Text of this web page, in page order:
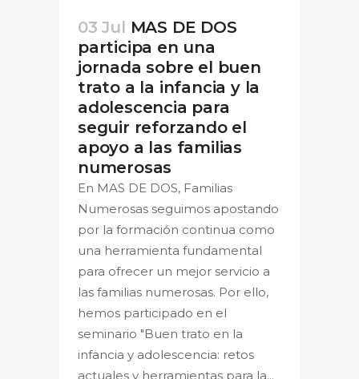
03 Jul
MAS DE DOS
participa en una
jornada sobre el buen
trato a la infancia y la
adolescencia para
seguir reforzando el
apoyo a las familias
numerosas
En MAS DE DOS, Familias
Numerosas seguimos apostando
por la formación continua como
una herramienta fundamental
para ofrecer un mejor servicio a
las familias numerosas. Por ello,
hemos participado en el
seminario "Buen trato en la
infancia y adolescencia: retos
actuales y herramientas para la...